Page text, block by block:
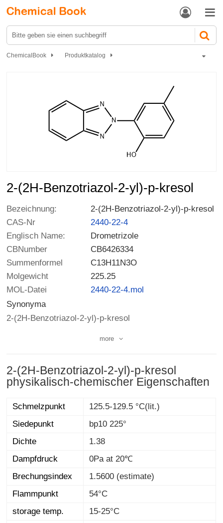
 
ChemicalBook
Produktkatalog
2-(2H-Benzotriazol-2-yl)-p-kresol
Bezeichnung:
2-(2H-Benzotriazol-2-yl)-p-kresol
CAS-Nr
2440-22-4
Englisch Name:
Drometrizole
CBNumber
CB6426334
Summenformel
C13H11N3O
Molgewicht
225.25
MOL-Datei
2440-22-4.mol
Synonyma
2-(2H-Benzotriazol-2-yl)-p-kresol
more
2-(2H-Benzotriazol-2-yl)-p-kresol
physikalisch-chemischer Eigenschaften
Schmelzpunkt
125.5-129.5 °C(lit.)
Siedepunkt
bp10 225°
Dichte
1.38
Dampfdruck
0Pa at 20℃
Brechungsindex
1.5600 (estimate)
Flammpunkt
54°C
storage temp.
15-25°C